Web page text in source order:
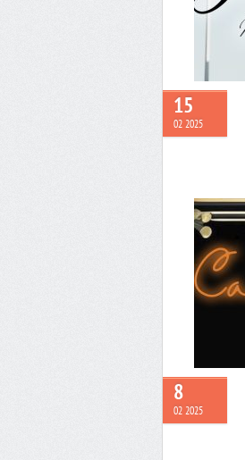
15
02 2025
8
02 2025